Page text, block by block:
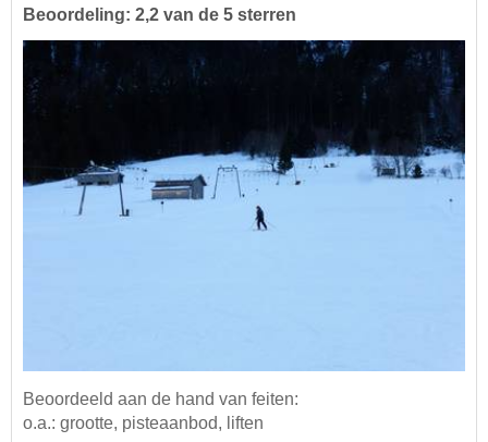
Beoordeling: 2,2 van de 5 sterren
Beoordeeld aan de hand van feiten:
o.a.: grootte, pisteaanbod, liften